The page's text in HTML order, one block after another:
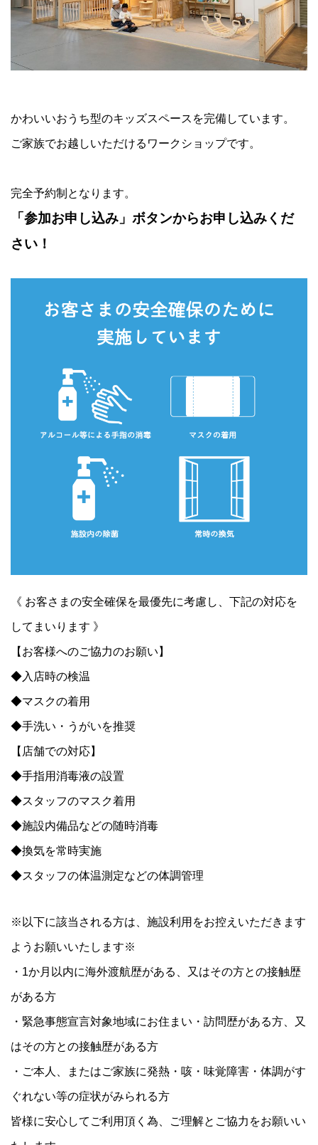
かわいいおうち型のキッズスペースを完備しています。
ご家族でお越しいただけるワークショップです。
完全予約制となります。
「参加お申し込み」ボタンからお申し込みくだ
さい！
《 お客さまの安全確保を最優先に考慮し、下記の対応を
してまいります 》
【お客様へのご協力のお願い】
◆入店時の検温
◆マスクの着用
◆手洗い・うがいを推奨
【店舗での対応】
◆手指用消毒液の設置
◆スタッフのマスク着用
◆施設内備品などの随時消毒
◆換気を常時実施
◆スタッフの体温測定などの体調管理
※以下に該当される方は、施設利用をお控えいただきます
ようお願いいたします※
・1か月以内に海外渡航歴がある、又はその方との接触歴
がある方
・緊急事態宣言対象地域にお住まい・訪問歴がある方、又
はその方との接触歴がある方
・ご本人、またはご家族に発熱・咳・味覚障害・体調がす
ぐれない等の症状がみられる方
‪皆様に安心してご利用頂く為、ご理解とご協力をお願いい